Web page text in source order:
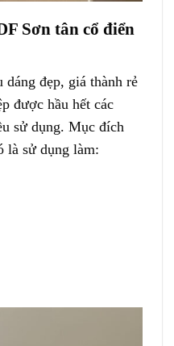
Sơn tân cổ điển
đẹp, giá thành rẻ
được hầu hết các
sử dụng. Mục đích
là sử dụng làm: